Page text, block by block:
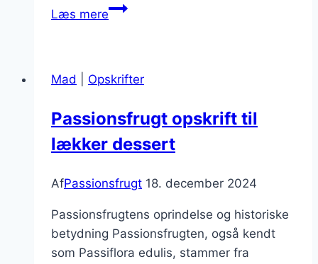
Læs merePassionsfrugt
dessert
Mad Opskrifter
Passionsfrugt opskrift til
lækker dessert
AfPassionsfrugt 18. december 2024
Passionsfrugtens oprindelse og historiske
betydning Passionsfrugten, også kendt
som Passiflora edulis, stammer fra